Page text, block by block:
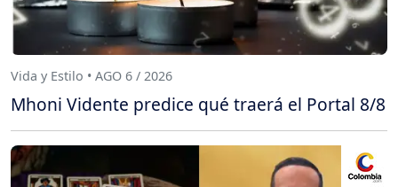
Vida y Estilo • AGO 6 / 2026
Mhoni Vidente predice qué traerá el Portal 8/8